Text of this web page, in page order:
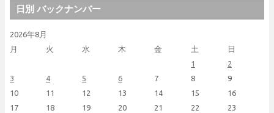
日別 バックナンバー
2026年8月
月
火 水 木 金 土 日
1
2
3
4 5 6 7 8
9
10
11 12 13 14 15
16
17
18 19 20 21 22
23